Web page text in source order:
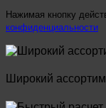
Нажимая кнопку
конфиденциальности
Широкий